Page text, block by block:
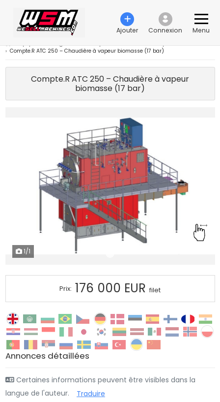
Ajouter Connexion Menu
› Compte.R ATC 250 – Chaudière à vapeur biomasse (17 bar)
Compte.R ATC 250 – Chaudière à vapeur
biomasse (17 bar)
1/1
Prix: 176 000 EUR filet
Annonces détaillées
Certaines informations peuvent être visibles dans la
langue de l'auteur.
Traduire